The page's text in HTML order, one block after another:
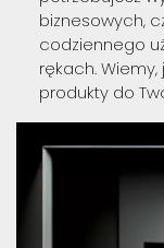
biznesowych,
codziennego
rękach.
produkty do